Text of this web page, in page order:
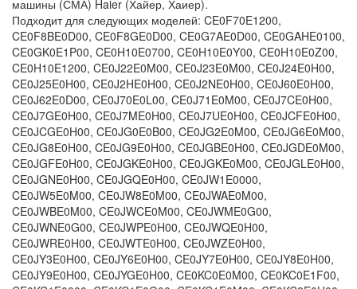
машины (СМА) Haier (Хайер, Хаиер).
Подходит для следующих моделей: CE0F70E1200,
CE0F8BE0D00, CE0F8GE0D00, CE0G7AE0D00, CE0GAHE0100,
CE0GK0E1P00, CE0H10E0700, CE0H10E0Y00, CE0H10E0Z00,
CE0H10E1200, CE0J22E0M00, CE0J23E0M00, CE0J24E0H00,
CE0J25E0H00, CE0J2HE0H00, CE0J2NE0H00, CE0J60E0H00,
CE0J62E0D00, CE0J70E0L00, CE0J71E0M00, CE0J7CE0H00,
CE0J7GE0H00, CE0J7ME0H00, CE0J7UE0H00, CE0JCFE0H00,
CE0JCGE0H00, CE0JG0E0B00, CE0JG2E0M00, CE0JG6E0M00,
CE0JG8E0H00, CE0JG9E0H00, CE0JGBE0H00, CE0JGDE0M00,
CE0JGFE0H00, CE0JGKE0H00, CE0JGKE0M00, CE0JGLE0H00,
CE0JGNE0H00, CE0JGQE0H00, CE0JW1E0000,
CE0JW5E0M00, CE0JW8E0M00, CE0JWAE0M00,
CE0JWBE0M00, CE0JWCE0M00, CE0JWME0G00,
CE0JWNE0G00, CE0JWPE0H00, CE0JWQE0H00,
CE0JWRE0H00, CE0JWTE0H00, CE0JWZE0H00,
CE0JY3E0H00, CE0JY6E0H00, CE0JY7E0H00, CE0JY8E0H00,
CE0JY9E0H00, CE0JYGE0H00, CE0KC0E0M00, CE0KC0E1F00,